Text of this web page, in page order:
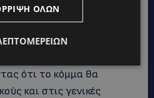
τη δυνατότητα ο
ζωή του καθώς και τη
τα καταφέρουμε, θα τα
ότι το κόμμα θα
και στις γενικές
ΌΛΩΝ